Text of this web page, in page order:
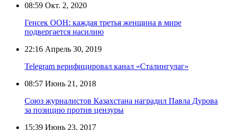
08:59 Окт. 2, 2020
Генсек ООН: каждая третья женщина в мире
подвергается насилию
22:16 Апрель 30, 2019
Telegram верифицировал канал «Сталингулаг»
08:57 Июнь 21, 2018
Союз журналистов Казахстана наградил Павла Дурова
за позицию против цензуры
15:39 Июнь 23, 2017